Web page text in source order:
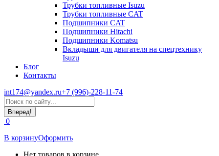
Трубки топливные Isuzu
Трубки топливные CAT
Подшипники CAT
Подшипники Hitachi
Подшипники Komatsu
Вкладыши для двигателя на спецтехнику
Isuzu
Блог
Контакты
int174@yandex.ru+7 (996)-228-11-74
Страница
WhatsApp
открывается
в
новом
окне
Поиск:
0
В корзинуОформить
Нет товаров в корзине.